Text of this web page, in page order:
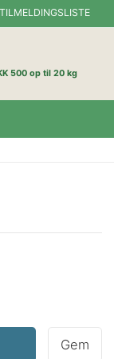
500 op til 20 kg
Gem